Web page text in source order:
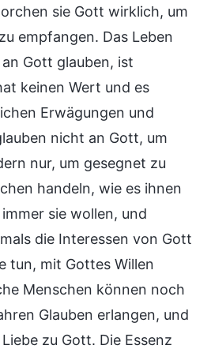
sie Gott wirklich, um
empfangen. Das Leben
Gott glauben, ist
keinen Wert und es
Erwägungen und
nicht an Gott, um
nur, um gesegnet zu
handeln, wie es ihnen
sie wollen, und
die Interessen von Gott
tun, mit Gottes Willen
Menschen können noch
Glauben erlangen, und
zu Gott. Die Essenz